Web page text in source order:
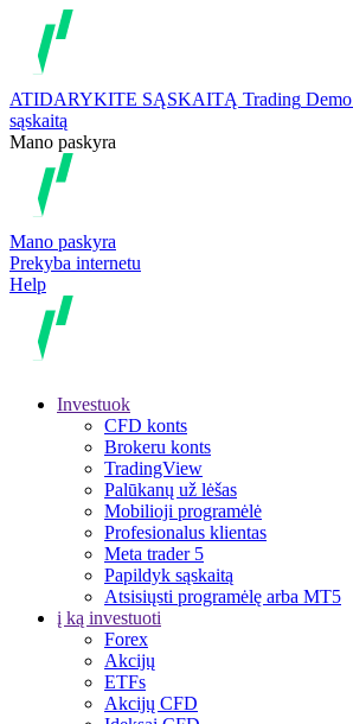
ATIDARYKITE SĄSKAITĄ Trading Demo
sąskaitą
Mano paskyra
Mano paskyra
Prekyba internetu
Help
Investuok
CFD konts
Brokeru konts
TradingView
Palūkanų už lėšas
Mobilioji programėlė
Profesionalus klientas
Meta trader 5
Papildyk sąskaitą
Atsisiųsti programėlę arba MT5
į ką investuoti
Forex
Akcijų
ETFs
Akcijų CFD